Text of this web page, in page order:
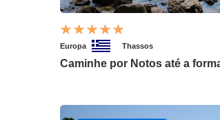
Europa Thassos
Caminhe por Notos até a